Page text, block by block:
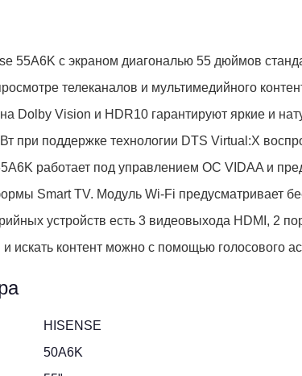
55A6K с экраном диагональю 55 дюймов
телеканалов и мультимедийного
Dolby Vision и HDR10 гарантируют яркие и
при поддержке технологии DTS Virtual:X
работает под управлением ОС VIDAA и
Smart TV. Модуль Wi-Fi предусматривает
устройств есть 3 видеовыхода HDMI, 2
искать контент можно с помощью голосового
HISENSE
50A6K